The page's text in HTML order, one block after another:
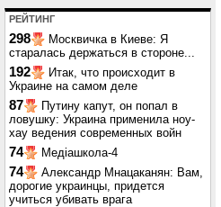
РЕЙТИНГ
298
Москвичка в Киеве: Я
старалась держаться в стороне...
192
Итак, что происходит в
Украине на самом деле
87
Путину капут, он попал в
ловушку: Украина применила ноу-
хау ведения современных войн
74 Медіашкола-4
74
Александр Мнацаканян: Вам,
дорогие украинцы, придется
учиться убивать врага